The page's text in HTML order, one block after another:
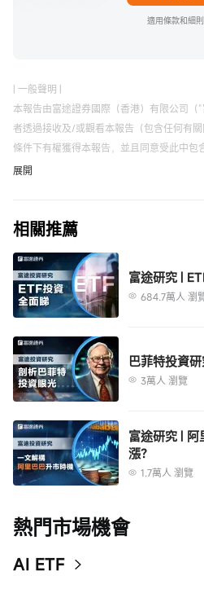
適用條款和細則
| 一般聲明 |
本報告由富途證券國際（香港）有限公司（
者透過接收及/或觀看本報告（包含任何有
條件下有權獲得本報告，並且同意受此中包
循這些限制的情況可能構成違反有關法律。
用途。富途證券對因使用本報告中包含的材
本報告內的資料來自富途證券在報告發行時
告並非旨在包含投資者所需要的所有信息，
因素所影響。富途證券不明示或暗示地保證
“富途集團”）均不會就由於任何第三方在依
致的任何類型的損失（包括但不限於任何直
失）而負上任何責任。
本報告之觀點、推薦、建議和意見均不一定
場，亦可在沒有提供通知的情況下隨時更改
資料或意見之更新。
本報告只為一般性提供數據之性質，旨在供
而非考慮任何某特定收取者的特定投資目標
告內的任何資料或意見均不構成或被視為富
或徵求購入或出售任何證券，有關投資或其
未必適合所有投資者，閱覽本報告的人士應
本報告提供給某接收人是基於該接收人被認
潛在投資的目標、需求、機會、風險、市場
的。
本報告由受香港證券和期貨委員會監管的富
展開
相關推薦
富途研究 |
684.7萬人 瀏
巴菲特投資
3萬人 瀏覽
富途研究 | 阿
漲？
1.7萬人 瀏覽
熱門市場機會
AI ETF